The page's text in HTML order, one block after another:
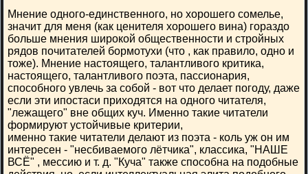
Мнение одного-единственного, но хорошего сомелье,
значит для меня (как ценителя хорошего вина) гораздо
больше мнения широкой общественности и стройных
рядов почитателей бормотухи (что , как правило, одно и
тоже). Мнение настоящего, талантливого критика,
настоящего, талантливого поэта, пассионария,
способного увлечь за собой - вот что делает погоду, даже
если эти ипостаси приходятся на одного читателя,
"лежащего" вне общих куч. Именно такие читатели
формируют устойчивые критерии,
именно такие читатели делают из поэта - коль уж он им
интересен - "несбиваемого лётчика", классика, "НАШЕ
ВСЁ" , мессию и т. д. "Куча" также способна на подобные